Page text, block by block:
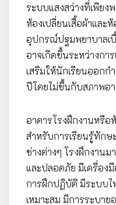
ระบบแสงสว่างที่เพีย
ห้องเปลี่ยนเสื้อผ้าและ
อุปกรณ์ปฐมพยาบาลเ
อาจเกิดขึ้นระหว่างกา
เสริมให้นักเรียนออกก
ปีโดยไม่ขึ้นกับสภาพอ
อาคารโรงฝึกงานหรื
สำหรับการเรียนรู้ทัก
ช่างต่างๆ โรงฝึกงาน
และปลอดภัย มีเครื่อง
การฝึกปฏิบัติ มีระบบ
เหมาะสม มีการระบา